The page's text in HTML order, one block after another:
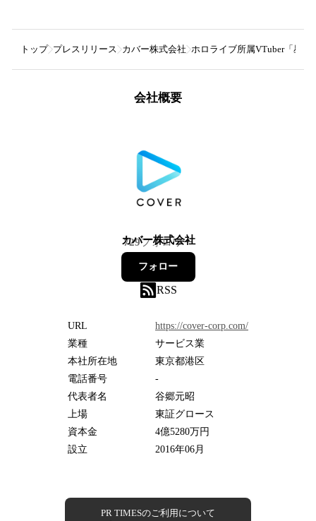
トップ プレスリリース カバー株式会社 ホロライブ所属VTuber「星
会社概要
カバー株式会社
729フォロワー
フォロー
RSS
URL
https://cover-corp.com/
業種
サービス業
本社所在地
東京都港区
電話番号
-
代表者名
谷郷元昭
上場
東証グロース
資本金
4億5280万円
設立
2016年06月
PR TIMESのご利用について